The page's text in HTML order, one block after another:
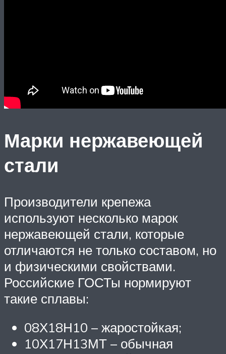
Марки нержавеющей
стали
Производители крепежа
используют несколько марок
нержавеющей стали, которые
отличаются не только составом, но
и физическими свойствами.
Российские ГОСТы нормируют
такие сплавы:
08Х18Н10 – жаростойкая;
10Х17Н13МТ – обычная